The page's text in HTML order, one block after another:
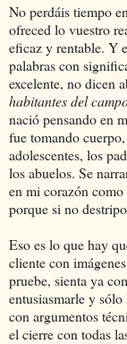
No perdáis tiempo
ofreced lo vuestro
eficaz y rentable. Y
palabras con
excelente, no dicen
habitantes del
nació pensando en
fue tomando
adolescentes, los
los abuelos. Se
en mi corazón
porque si no
Eso es lo que hay
cliente con
pruebe, sienta ya
entusiasmarle y
con argumentos
el cierre con todas